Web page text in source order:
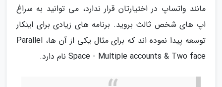
مانند واتساپ در اختیارتان قرار ندارد، می توانید به سراغ
اپ های شخص ثالث بروید. برنامه های زیادی برای اینکار
توسعه پیدا نموده اند که برای مثال یکی از آن ها، Parallel
Space - Multiple accounts & Two face نام دارد.